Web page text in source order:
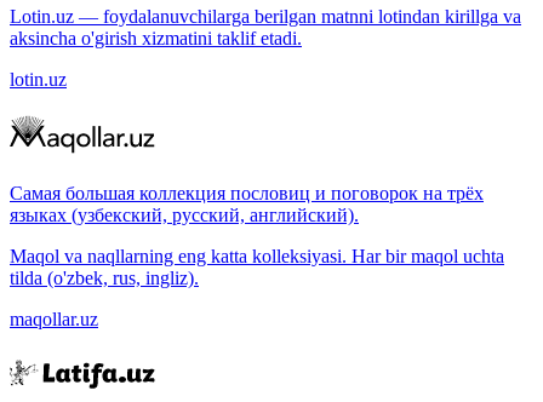
Lotin.uz — foydalanuvchilarga berilgan matnni lotindan kirillga va
aksincha o'girish xizmatini taklif etadi.
lotin.uz
Самая большая коллекция пословиц и поговорок на трёх
языках (узбекский, русский, английский).
Maqol va naqllarning eng katta kolleksiyasi. Har bir maqol uchta
tilda (o'zbek, rus, ingliz).
maqollar.uz